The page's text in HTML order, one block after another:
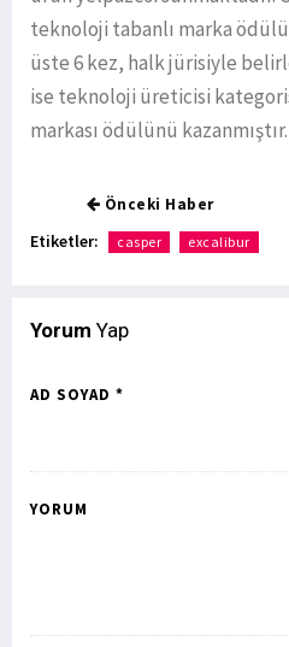
teknoloji tabanlı marka
üste 6 kez, halk jürisiyle
ise teknoloji üreticisi
markası ödülünü kazanmıştır.
Önceki Haber
Etiketler: casper excalibur
Yorum Yap
AD SOYAD *
YORUM